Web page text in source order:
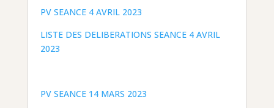
PV SEANCE 4 AVRIL 2023
LISTE DES DELIBERATIONS SEANCE 4 AVRIL
2023
PV SEANCE 14 MARS 2023